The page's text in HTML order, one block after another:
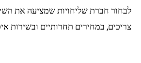
לבחור חברת שליחויות שמציעה את
צריכים, במחירים תחרותיים ובשירות